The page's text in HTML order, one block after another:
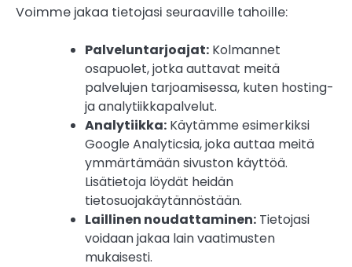
Voimme jakaa tietojasi seuraaville tahoille:
Palveluntarjoajat: Kolmannet
osapuolet, jotka auttavat meitä
palvelujen tarjoamisessa, kuten hosting-
ja analytiikkapalvelut.
Analytiikka: Käytämme esimerkiksi
Google Analyticsia, joka auttaa meitä
ymmärtämään sivuston käyttöä.
Lisätietoja löydät heidän
tietosuojakäytännöstään.
Laillinen noudattaminen: Tietojasi
voidaan jakaa lain vaatimusten
mukaisesti.